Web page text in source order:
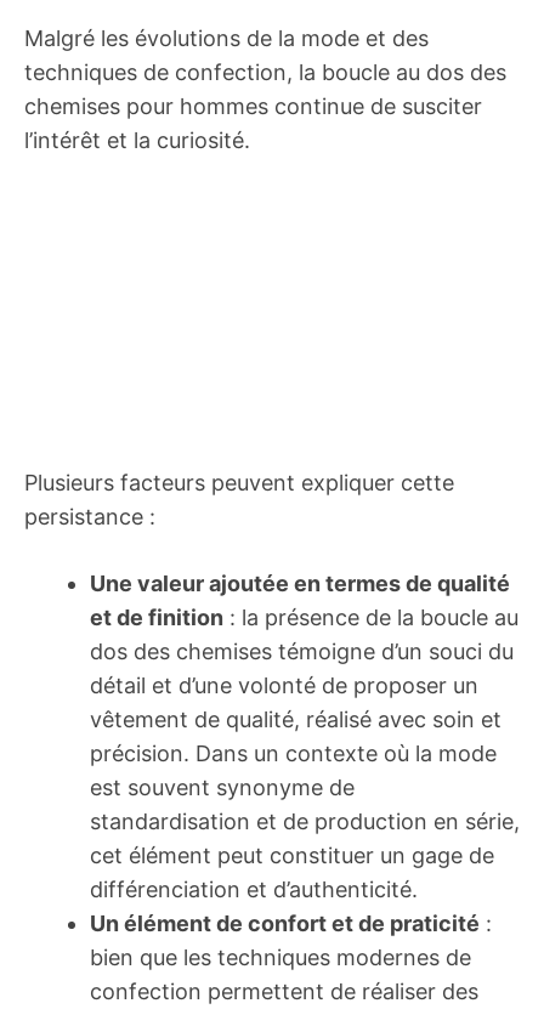
Malgré les évolutions de la mode et des
techniques de confection, la boucle au dos des
chemises pour hommes continue de susciter
l’intérêt et la curiosité.
Plusieurs facteurs peuvent expliquer cette
persistance :
Une valeur ajoutée en termes de qualité
et de finition : la présence de la boucle au
dos des chemises témoigne d’un souci du
détail et d’une volonté de proposer un
vêtement de qualité, réalisé avec soin et
précision. Dans un contexte où la mode
est souvent synonyme de
standardisation et de production en série,
cet élément peut constituer un gage de
différenciation et d’authenticité.
Un élément de confort et de praticité :
bien que les techniques modernes de
confection permettent de réaliser des